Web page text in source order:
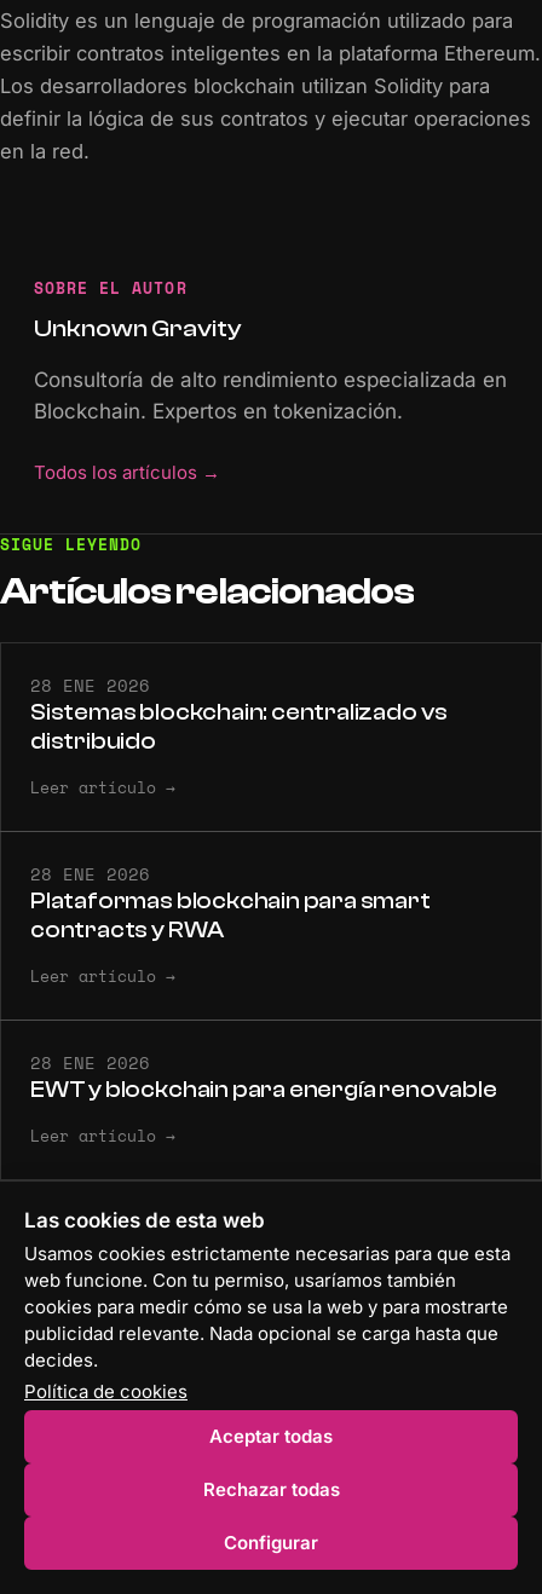
Solidity es un lenguaje de programación utilizado para
escribir contratos inteligentes en la plataforma Ethereum.
Los desarrolladores blockchain utilizan Solidity para
definir la lógica de sus contratos y ejecutar operaciones
en la red.
SOBRE EL AUTOR
Unknown Gravity
Consultoría de alto rendimiento especializada en
Blockchain. Expertos en tokenización.
Todos los artículos →
SIGUE LEYENDO
Artículosrelacionados
28 ENE 2026
Sistemas blockchain: centralizado vs
distribuido
Leer artículo →
28 ENE 2026
Plataformas blockchain para smart
contracts y RWA
Leer artículo →
28 ENE 2026
EWT y blockchain para energía renovable
Leer artículo →
CONTACTO
¿Hablamos de tu
proyecto?
Agenda una reunión→
DISPONIBLES PARA NUEVOS PROYECTOS
Las cookies de esta web
Usamos cookies estrictamente necesarias para que esta
web funcione. Con tu permiso, usaríamos también
cookies para medir cómo se usa la web y para mostrarte
publicidad relevante. Nada opcional se carga hasta que
decides.
Política de cookies
Aceptar todas
Rechazar todas
Configurar